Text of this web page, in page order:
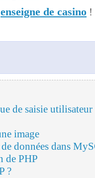
enseigne de casino !
de saisie
image
données dans
de PHP
?